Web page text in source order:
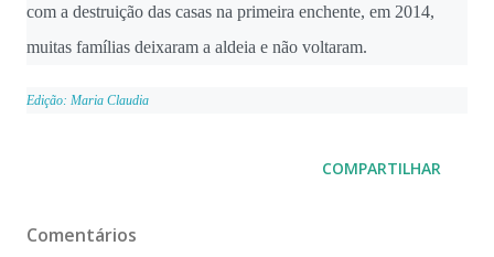
com a destruição das casas na primeira enchente, em 2014,
muitas famílias deixaram a aldeia e não voltaram.
Edição: Maria Claudia
COMPARTILHAR
Comentários